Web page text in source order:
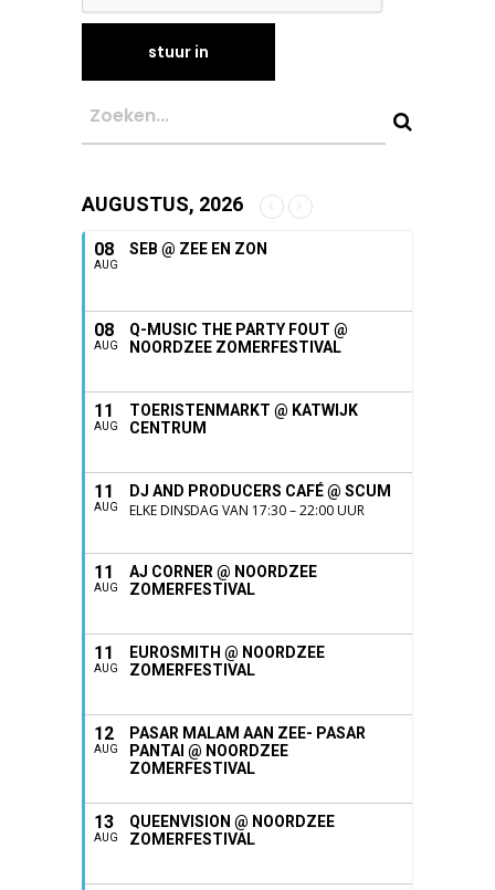
AUGUSTUS, 2026
08
AUG
SEB @ ZEE EN ZON
08
AUG
Q-MUSIC THE PARTY FOUT @
NOORDZEE ZOMERFESTIVAL
11
AUG
TOERISTENMARKT @ KATWIJK
CENTRUM
11
AUG
DJ AND PRODUCERS CAFÉ @ SCUM
ELKE DINSDAG VAN 17:30 – 22:00 UUR
11
AUG
AJ CORNER @ NOORDZEE
ZOMERFESTIVAL
11
AUG
EUROSMITH @ NOORDZEE
ZOMERFESTIVAL
12
AUG
PASAR MALAM AAN ZEE- PASAR
PANTAI @ NOORDZEE
ZOMERFESTIVAL
13
AUG
QUEENVISION @ NOORDZEE
ZOMERFESTIVAL